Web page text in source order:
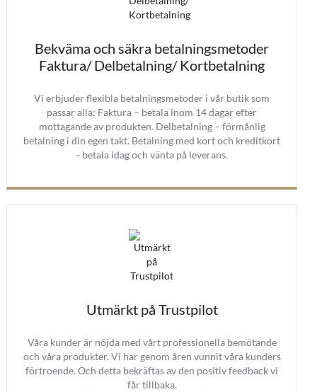
Bekväma och säkra betalningsmetoder
Faktura/ Delbetalning/ Kortbetalning
Vi erbjuder flexibla betalningsmetoder i vår butik som
passar alla: Faktura – betala inom 14 dagar efter
mottagande av produkten. Delbetalning – förmånlig
betalning i din egen takt. Betalning med kort och kreditkort
- betala idag och vänta på leverans.
Utmärkt på Trustpilot
Våra kunder är nöjda med vårt professionella bemötande
och våra produkter. Vi har genom åren vunnit våra kunders
förtroende. Och detta bekräftas av den positiv feedback vi
får tillbaka.